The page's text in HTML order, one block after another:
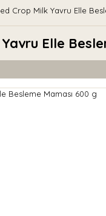
Crop Milk Yavru Elle
Elle